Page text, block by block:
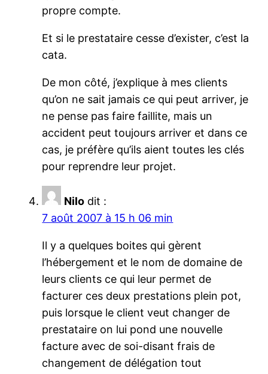
propre compte.
Et si le prestataire cesse d’exister, c’est la
cata.
De mon côté, j’explique à mes clients
qu’on ne sait jamais ce qui peut arriver, je
ne pense pas faire faillite, mais un
accident peut toujours arriver et dans ce
cas, je préfère qu’ils aient toutes les clés
pour reprendre leur projet.
Nilo dit :
7 août 2007 à 15 h 06 min
Il y a quelques boites qui gèrent
l’hébergement et le nom de domaine de
leurs clients ce qui leur permet de
facturer ces deux prestations plein pot,
puis lorsque le client veut changer de
prestataire on lui pond une nouvelle
facture avec de soi-disant frais de
changement de délégation tout